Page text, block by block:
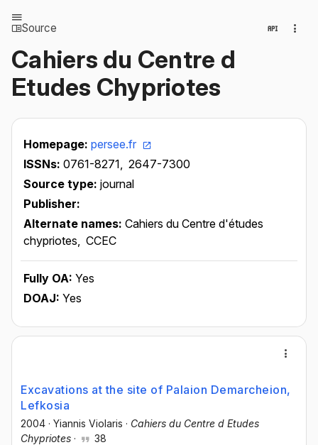
Source
Cahiers du Centre d
Etudes Chypriotes
Homepage: persee.fr
ISSNs: 0761-8271, 2647-7300
Source type: journal
Publisher:
Alternate names: Cahiers du Centre d'études
chypriotes, CCEC
Fully OA: Yes
DOAJ: Yes
Excavations at the site of Palaion Demarcheion,
Lefkosia
2004 · Yiannis Violaris · Cahiers du Centre d Etudes
Chypriotes · 38